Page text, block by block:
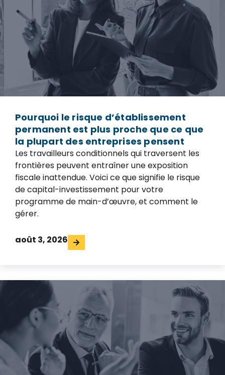
Pourquoi le risque d’établissement
permanent est plus proche que ce que
la plupart des entreprises pensent
Les travailleurs conditionnels qui traversent les
frontières peuvent entraîner une exposition
fiscale inattendue. Voici ce que signifie le risque
de capital-investissement pour votre
programme de main-d’œuvre, et comment le
gérer.
août 3, 2026